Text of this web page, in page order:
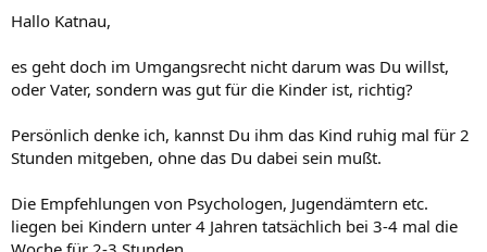
Hallo Katnau,
es geht doch im Umgangsrecht nicht darum was Du willst,
oder Vater, sondern was gut für die Kinder ist, richtig?
Persönlich denke ich, kannst Du ihm das Kind ruhig mal für 2
Stunden mitgeben, ohne das Du dabei sein mußt.
Die Empfehlungen von Psychologen, Jugendämtern etc.
liegen bei Kindern unter 4 Jahren tatsächlich bei 3-4 mal die